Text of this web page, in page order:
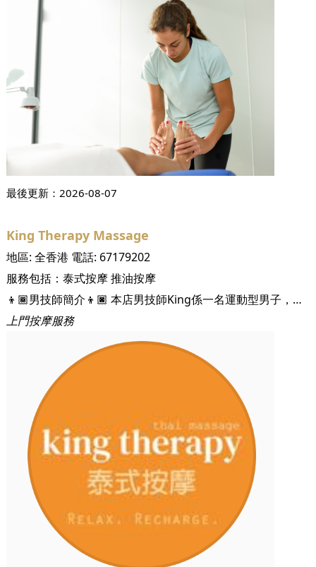
最後更新： 2026-08-07
King Therapy Massage
地區: 全香港 電話: 67179202
服務包括： 泰式按摩推油按摩
👦🏾男技師簡介👦🏿 本店男技師King係一名運動型男子，佢一向鐘情按摩，喜歡研究不同手法、點樣先至按得最舒服，有效。曾經從事建造業同餐飲業嘅佢，初時唔懂得保護身體再加上長時間體力勞動，所以都嘗試過唔同嘅勞損。
上門按摩服務